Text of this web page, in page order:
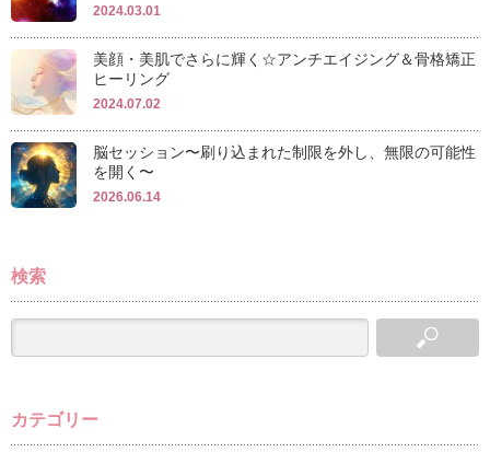
2024.03.01
美顔・美肌でさらに輝く☆アンチエイジング＆骨格矯正
ヒーリング
2024.07.02
脳セッション〜刷り込まれた制限を外し、無限の可能性
を開く〜
2026.06.14
検索
カテゴリー